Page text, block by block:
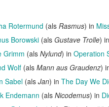
Rotermund (als Rasmus) in
Borowski (als Gustave Trolle) in
Grimm (als Nylund) in Operation
Wolf (als Mann aus Graudenz)
Sabel (als Jan) in The Day We
Endemann (als Nicodemus) in